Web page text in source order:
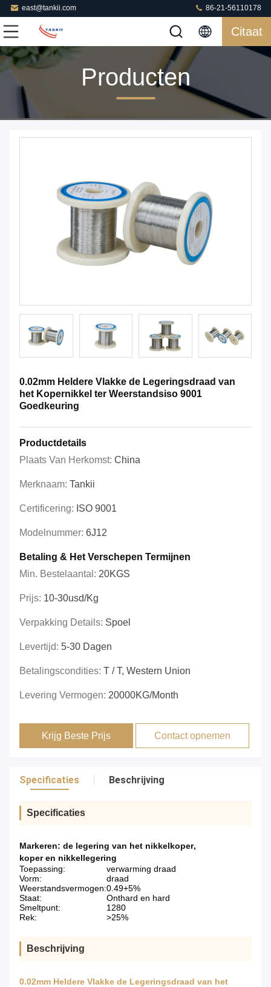
east@tankii.com 86-21-56110178
Citaat
Producten
0.02mm Heldere Vlakke de Legeringsdraad van
het Kopernikkel ter Weerstandsiso 9001
Goedkeuring
Productdetails
Plaats Van Herkomst: China
Merknaam: Tankii
Certificering: ISO 9001
Modelnummer: 6J12
Betaling & Het Verschepen Termijnen
Min. Bestelaantal: 20KGS
Prijs: 10-30usd/kg
Verpakking Details: Spoel
Levertijd: 5-30 Dagen
Betalingscondities: T / T, Western Union
Levering Vermogen: 20000KG/Month
Krijg Beste Prijs Contact opnemen
Specificaties Beschrijving
Specificaties
Markeren: de legering van het nikkelkoper,
koper en nikkellegering
Toepassing:
verwarming draad
Vorm:
draad
Weerstandsvermogen:0.49+5%
Staat:
Onthard en hard
Smeltpunt:
1280
Rek:
>25%
Beschrijving
0.02mm Heldere Vlakke de Legeringsdraad van het